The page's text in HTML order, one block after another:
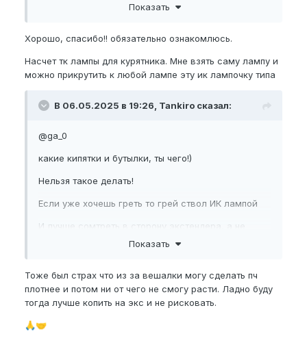
https://nup.ru/topic/11374-kak-maksimalno-uvelichit-
chlen-gajd-na-5-sm/
Показать
Хорошо, спасибо!! обязательно ознакомлюсь.
Насчет тк лампы для курятника. Мне взять саму лампу и
можно прикрутить к любой лампе эту ик лампочку типа
В 06.05.2025 в 19:26, Tankiro сказал:
@ga_0
какие кипятки и бутылки, ты чего!)
Нельзя такое делать!
Если уже хочешь греть то грей ствол ИК лампой
И лучше сомтреть в сторону экстендера, а не
почему это должен быть явно не первый этап
Показать
Тоже был страх что из за вешалки могу сделать пч
плотнее и потом ни от чего не смогу расти. Ладно буду
тогда лучше копить на экс и не рисковать.
🙏🤝